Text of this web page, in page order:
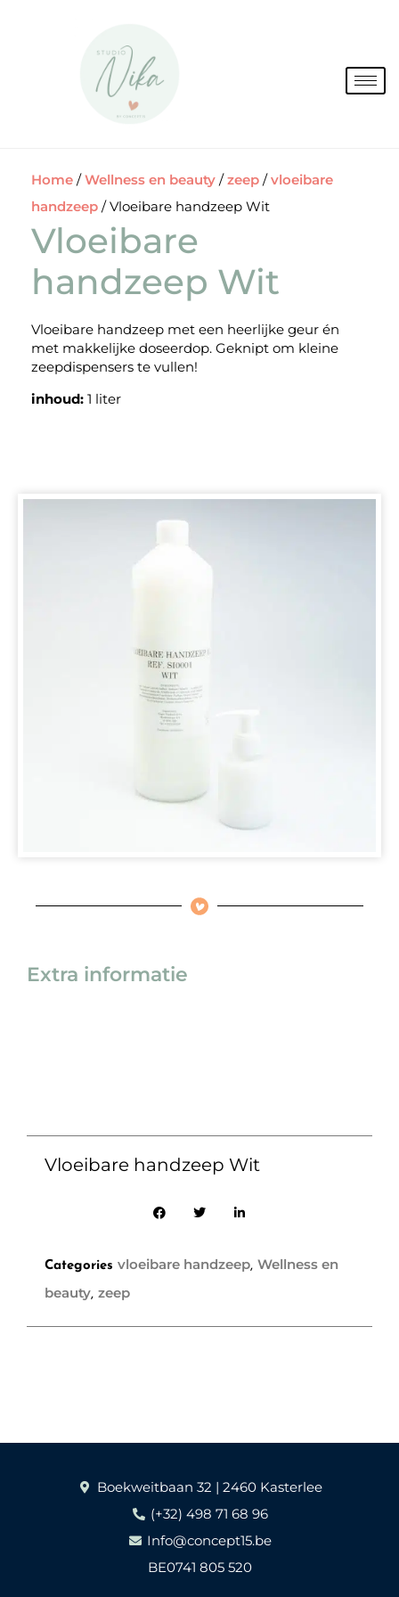
Home /Wellness en beauty /zeep /vloeibare
handzeep / Vloeibare handzeep Wit
Vloeibare
handzeep Wit
Vloeibare handzeep met een heerlijke geur én
met makkelijke doseerdop. Geknipt om kleine
zeepdispensers te vullen!
inhoud: 1 liter
Extra informatie
Vloeibare handzeep Wit
Categories vloeibare handzeep, Wellness en
beauty, zeep
Boekweitbaan 32 | 2460 Kasterlee
(+32) 498 71 68 96
Info@concept15.be
BE0741 805 520